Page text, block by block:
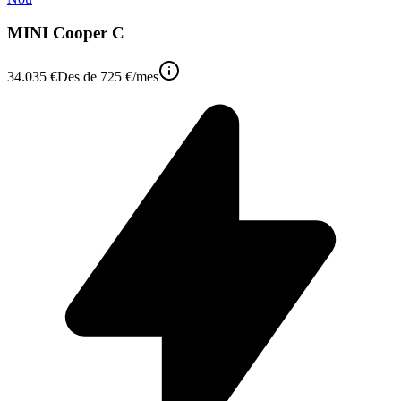
MINI Cooper C
34.035 €Des de 725 €/mes